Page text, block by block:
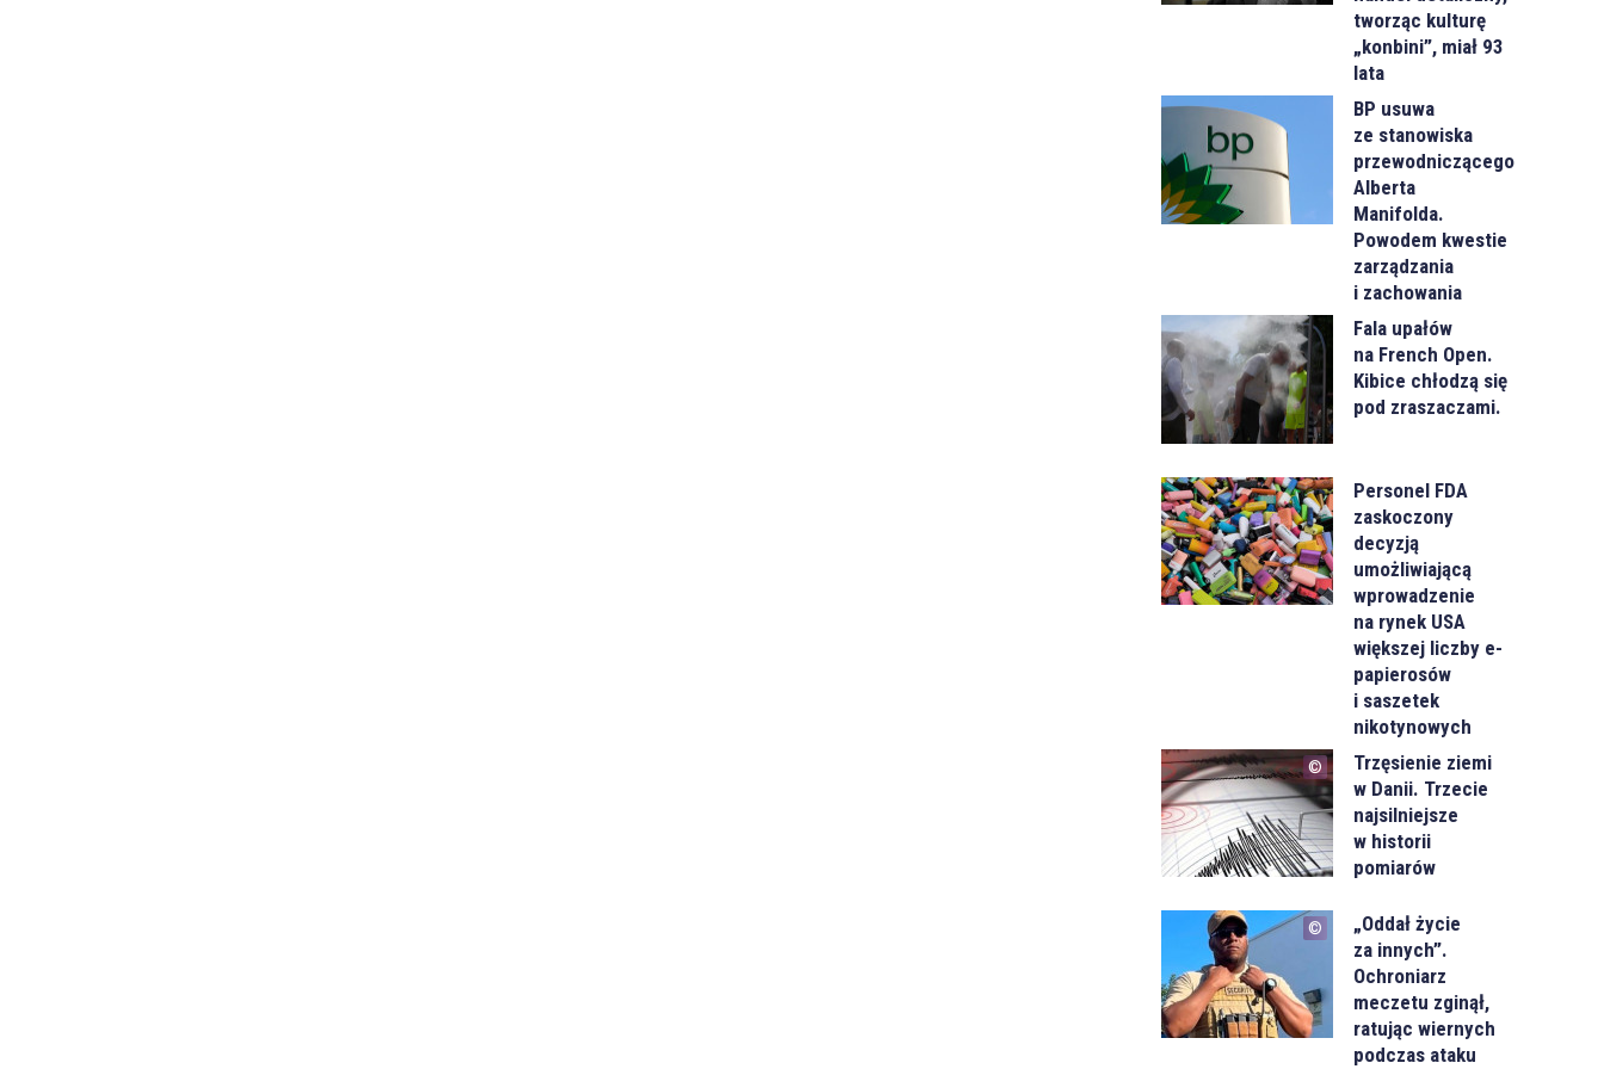
tworząc kulturę
„konbini”, miał 93
lata
BP usuwa
ze stanowiska
przewodniczącego
Alberta
Manifolda.
Powodem kwestie
zarządzania
i zachowania
Fala upałów
na French Open.
Kibice chłodzą się
pod zraszaczami.
Personel FDA
zaskoczony
decyzją
umożliwiającą
wprowadzenie
na rynek USA
większej liczby e-
papierosów
i saszetek
nikotynowych
Trzęsienie ziemi
w Danii. Trzecie
najsilniejsze
w historii
pomiarów
„Oddał życie
za innych”.
Ochroniarz
meczetu zginął,
ratując wiernych
podczas ataku